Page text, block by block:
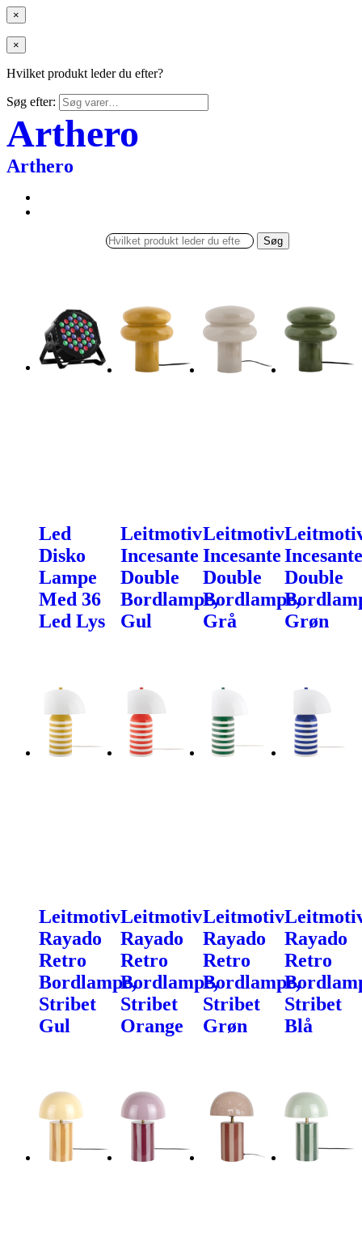
×
×
Hvilket produkt leder du efter?
Søg efter:
Arthero
Arthero
Søg
Led
Disko
Lampe
Med 36
Led Lys
Leitmotiv
Incesante
Double
Bordlampe,
Gul
Leitmotiv
Incesante
Double
Bordlampe,
Grå
Incesante
Double
Grøn
Leitmotiv
Rayado
Retro
Bordlampe,
Stribet
Gul
Leitmotiv
Rayado
Retro
Bordlampe,
Stribet
Orange
Leitmotiv
Rayado
Retro
Bordlampe,
Stribet
Grøn
Rayado
Retro
Stribet
Blå